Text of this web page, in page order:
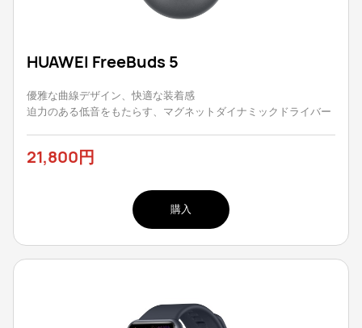
HUAWEI FreeBuds 5
優雅な曲線デザイン、快適な装着感
迫力のある低音をもたらす、マグネットダイナミックドライバー
21,800円
購入